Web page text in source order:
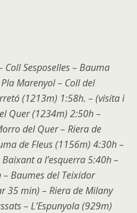
Sesposelles – Bauma
Marenyol – Coll del
(1213m) 1:58h. – (visita i
Quer (1234m) 2:50h –
del Quer – Riera de
de Fleus (1156m) 4:30h –
a l’esquerra 5:40h –
Baumes del Teixidor
35 min) – Riera de Milany
– L’Espunyola (929m)